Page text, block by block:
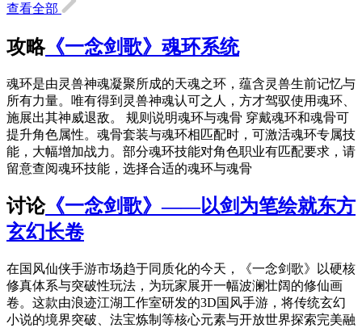
查看全部
攻略《一念剑歌》魂环系统
魂环是由灵兽神魂凝聚所成的天魂之环，蕴含灵兽生前记忆与
所有力量。唯有得到灵兽神魂认可之人，方才驾驭使用魂环、
施展出其神威退敌。 规则说明魂环与魂骨 穿戴魂环和魂骨可
提升角色属性。魂骨套装与魂环相匹配时，可激活魂环专属技
能，大幅增加战力。部分魂环技能对角色职业有匹配要求，请
留意查阅魂环技能，选择合适的魂环与魂骨
讨论《一念剑歌》——以剑为笔绘就东方
玄幻长卷
在国风仙侠手游市场趋于同质化的今天，《一念剑歌》以硬核
修真体系与突破性玩法，为玩家展开一幅波澜壮阔的修仙画
卷。这款由浪迹江湖工作室研发的3D国风手游，将传统玄幻
小说的境界突破、法宝炼制等核心元素与开放世界探索完美融